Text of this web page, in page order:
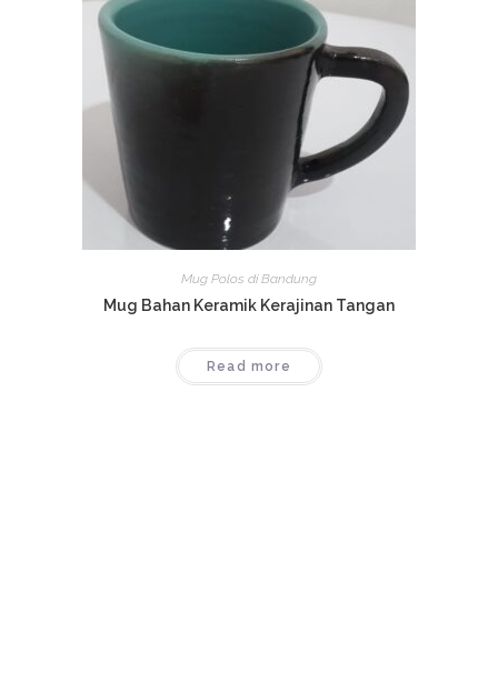
Mug Polos di Bandung
Mug Bahan Keramik Kerajinan Tangan
Read more